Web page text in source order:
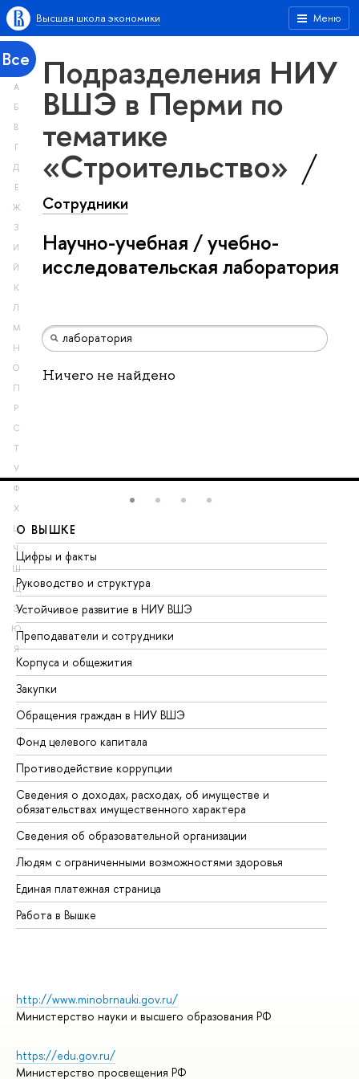
Меню
Высшая школа экономики
Все
А
Б
В
Г
Д
Е
Ж
З
И
Й
К
Л
М
Н
О
П
Р
С
Т
У
Ф
Х
Ц
Ч
Ш
Щ
Э
Ю
Я
Подразделения НИУ
ВШЭ в Перми по
тематике
«Строительство»
Сотрудники
Научно-учебная / учебно-
исследовательская лаборатория
Ничего не найдено
О ВЫШКЕ
Цифры и факты
Руководство и структура
Устойчивое развитие в НИУ ВШЭ
Преподаватели и сотрудники
Корпуса и общежития
Закупки
Обращения граждан в НИУ ВШЭ
Фонд целевого капитала
Противодействие коррупции
Сведения о доходах, расходах, об имуществе и
обязательствах имущественного характера
Сведения об образовательной организации
Людям с ограниченными возможностями здоровья
Единая платежная страница
Работа в Вышке
http://www.minobrnauki.gov.ru/
Министерство науки и высшего образования РФ
https://edu.gov.ru/
Министерство просвещения РФ